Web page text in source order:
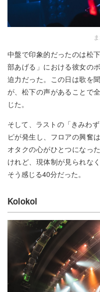
中盤で印象的だったのは松
部あげる」における彼女の
迫力だった。この日は歌を
が、松下の声があることで
じた。
そして、ラストの「きみわ
ピが発生し、フロアの興奮
オタクの心がひとつになっ
けれど、現体制が見られな
そう感じる40分だった。
Kolokol